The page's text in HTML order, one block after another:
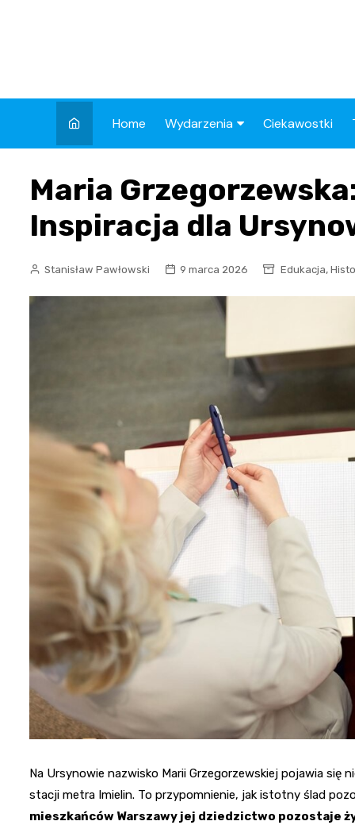
Home Wydarzenia
Wypadek
Drogi
Ciekawostki
Maria
Inspiracja dla
Stanisław Pawłowski 9 marca 2026 Edukacja,
Na Ursynowie nazwisko Marii Grzegorzewskiej pojawia się
stacji metra Imielin. To przypomnienie, jak istotny ślad
mieszkańców Warszawy jej dziedzictwo pozostaje